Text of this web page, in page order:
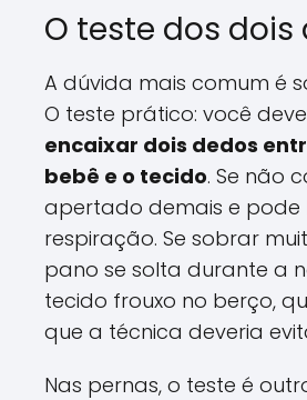
O teste dos dois
A dúvida mais comum é
O teste prático: você
encaixar dois dedos
bebê e o tecido. Se não
apertado demais e pode
respiração. Se sobrar
pano se solta durante a
tecido frouxo no berço,
que a técnica deveria
Nas pernas, o teste é